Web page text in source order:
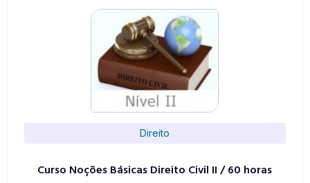
Direito
Curso Noções Básicas Direito Civil II / 60 horas